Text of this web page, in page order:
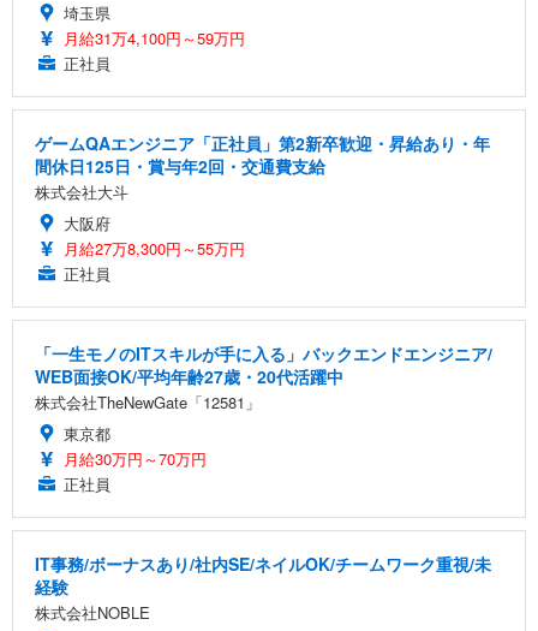
埼玉県
月給31万4,100円～59万円
正社員
ゲームQAエンジニア「正社員」第2新卒歓迎・昇給あり・年
間休日125日・賞与年2回・交通費支給
株式会社大斗
大阪府
月給27万8,300円～55万円
正社員
「一生モノのITスキルが手に入る」バックエンドエンジニア/
WEB面接OK/平均年齢27歳・20代活躍中
株式会社TheNewGate「12581」
東京都
月給30万円～70万円
正社員
IT事務/ボーナスあり/社内SE/ネイルOK/チームワーク重視/未
経験
株式会社NOBLE